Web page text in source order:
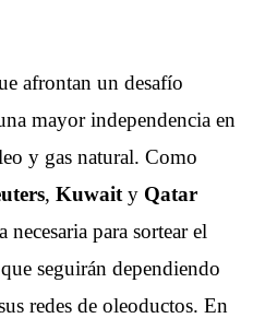
afrontan un desafío
mayor independencia en
y gas natural. Como
,Kuwaity Qatar
necesaria para sortear el
seguirán dependiendo
redes de oleoductos. En